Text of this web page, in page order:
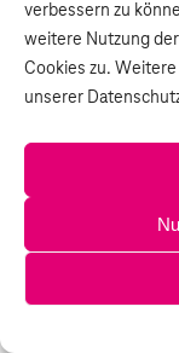
verbessern zu
weitere Nutzung
Cookies zu.
unserer